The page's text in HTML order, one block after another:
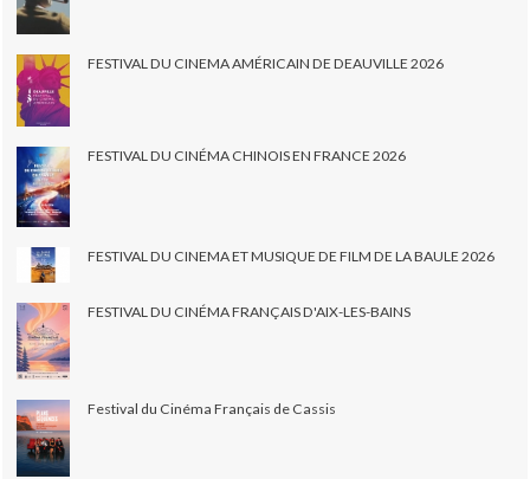
FESTIVAL DU CINEMA AMÉRICAIN DE DEAUVILLE 2026
FESTIVAL DU CINÉMA CHINOIS EN FRANCE 2026
FESTIVAL DU CINEMA ET MUSIQUE DE FILM DE LA BAULE 2026
FESTIVAL DU CINÉMA FRANÇAIS D'AIX-LES-BAINS
Festival du Cinéma Français de Cassis